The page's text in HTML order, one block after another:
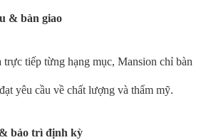
& bàn giao
trực tiếp từng hạng mục, Mansion chỉ bàn
yêu cầu về chất lượng và thẩm mỹ.
bảo trì định kỳ